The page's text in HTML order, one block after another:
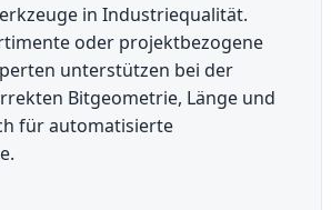
in Industriequalität.
oder projektbezogene
unterstützen bei der
Bitgeometrie, Länge und
für automatisierte